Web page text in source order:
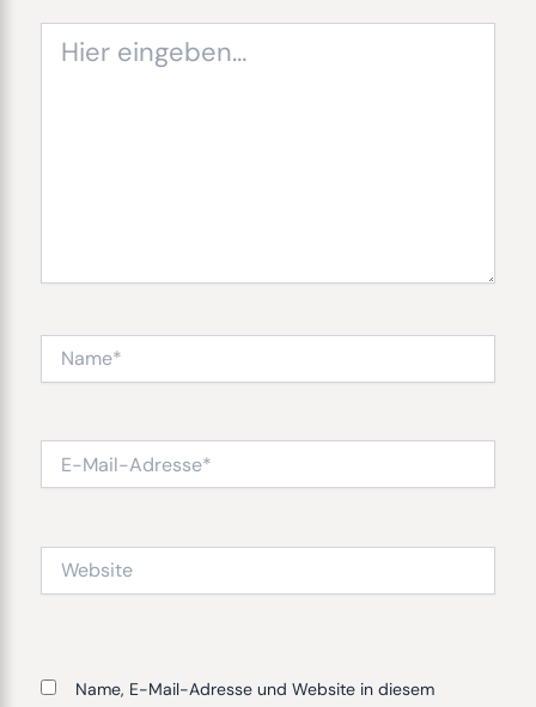
eingeben…
Mail-
Website
Name, E-Mail-Adresse und Website in diesem